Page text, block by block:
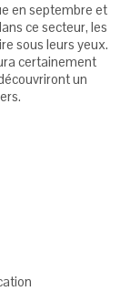
en septembre et
ce secteur, les
sous leurs yeux.
certainement
un